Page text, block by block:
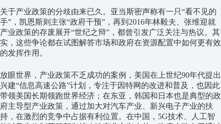
关于产业政策的分歧由来已久。亚当斯密声称有一只“看不见的
手”，凯恩斯则主张“政府干预”，再到2016年林毅夫、张维迎就
产业政策的存废展开“世纪之辩”，都曾引发广泛关注与热议。其
实，这些争论都在试图解答市场和政府在资源配置中如何更有效
的发挥作用。
放眼世界，产业政策不乏成功的案例，美国在上世纪90年代提出
兴建“信息高速公路”计划，专注于因特网的改进和普及，也因此
带领美国长期领跑世界经济；在东亚，韩国和日本也是典型的政
府主导型产业政策，通过加大对汽车产业、新兴电子产业的扶
持，在激烈的竞争中占据有利位置。在中国，5G技术、人工智